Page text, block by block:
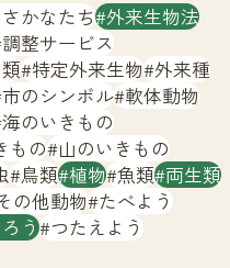
センターとは
かなたち 外来生物法
調整サービス
特定外来生物 外来種
市のシンボル 軟体動物
海のいきもの
もの 山のいきもの
鳥類 植物 魚類 両生類
の他動物 たべよう
う つたえよう